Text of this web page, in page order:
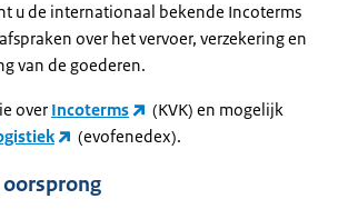
u de internationaal bekende Incoterms
over het vervoer, verzekering en
van de goederen.
over Incoterms
(KVK) en mogelijk
(evofenedex).